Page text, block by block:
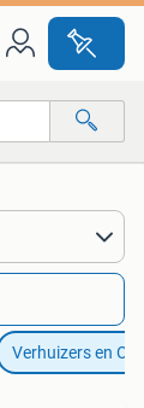
Verhuizers en